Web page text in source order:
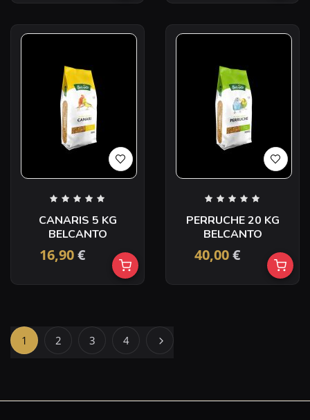
CANARIS 5 KG
BELCANTO
16,90€
PERRUCHE 20 KG
BELCANTO
40,00€
1 2 3 4